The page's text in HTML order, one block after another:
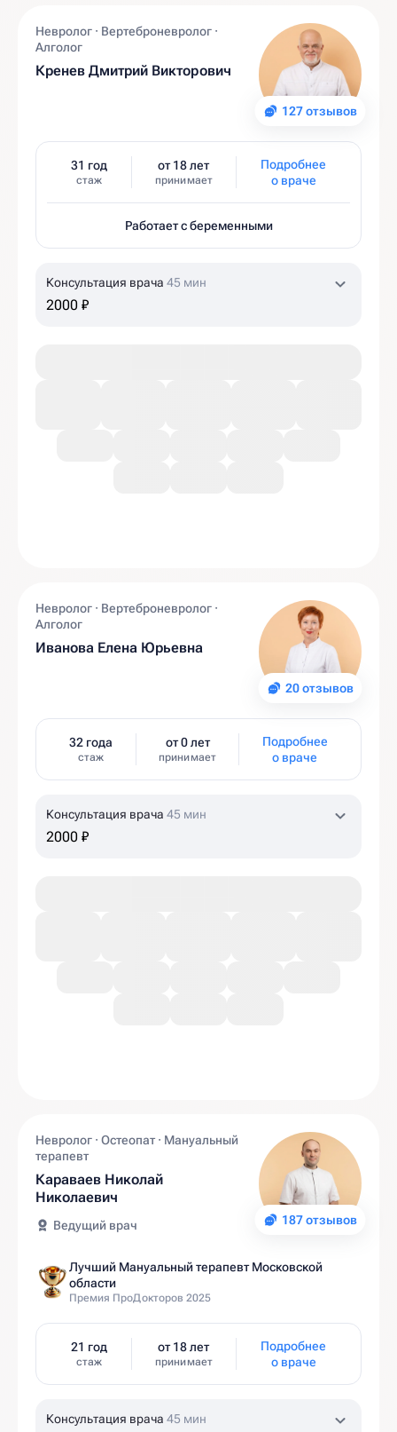
127 отзывов
Невролог · Вертеброневролог ·
Алголог
Кренев Дмитрий Викторович
31 год
стаж
от 18 лет
принимает
Подробнее
о враче
Работает с беременными
Консультация врача 45 мин
2000 ₽
20 отзывов
Невролог · Вертеброневролог ·
Алголог
Иванова Елена Юрьевна
32 года
стаж
от 0 лет
принимает
Подробнее
о враче
Консультация врача 45 мин
2000 ₽
187 отзывов
Невролог · Остеопат · Мануальный
терапевт
Караваев Николай
Николаевич
Ведущий врач
Лучший Мануальный терапевт Московской
области
Премия ПроДокторов 2025
21 год
стаж
от 18 лет
принимает
Подробнее
о враче
Консультация врача 45 мин